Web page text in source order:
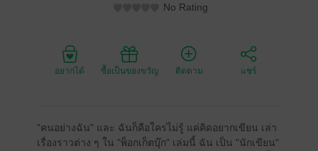
No Rating
อยากได้ ซื้อเป็นของขวัญ ติดตาม แชร์
"คนอย่างฉัน" และ ฉันก็คือใครไม่รู้ แค่คิดอยากเขียน เล่า
เรื่องราวต่าง ๆ ใน "พ็อกเก็ตบุ๊ก" เล่มนี้ ฉัน เป็น "นักเขียน"